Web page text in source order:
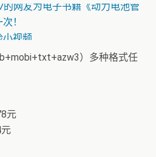
的网友为电子书籍《动力电池管
！
小视频
）多种格式任
元